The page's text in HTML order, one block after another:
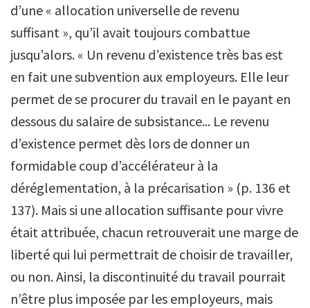
d’une « allocation universelle de revenu
suffisant », qu’il avait toujours combattue
jusqu’alors. « Un revenu d’existence très bas est
en fait une subvention aux employeurs. Elle leur
permet de se procurer du travail en le payant en
dessous du salaire de subsistance... Le revenu
d’existence permet dès lors de donner un
formidable coup d’accélérateur à la
déréglementation, à la précarisation » (p. 136 et
137). Mais si une allocation suffisante pour vivre
était attribuée, chacun retrouverait une marge de
liberté qui lui permettrait de choisir de travailler,
ou non. Ainsi, la discontinuité du travail pourrait
n’être plus imposée par les employeurs, mais